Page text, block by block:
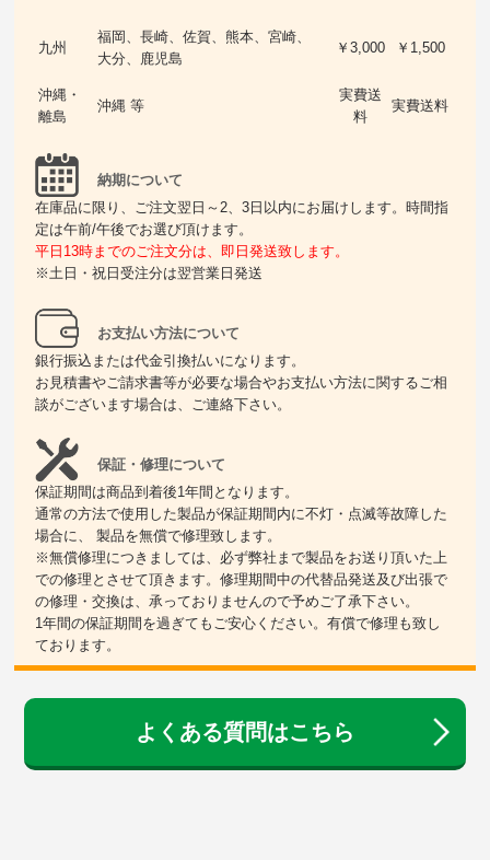
九州
福岡、長崎、佐賀、熊本、宮崎、
大分、鹿児島
￥3,000 ￥1,500
沖縄・
離島
沖縄 等
実費送
料
実費送料
納期について
在庫品に限り、ご注文翌日～2、3日以内にお届けします。時間指
定は午前/午後でお選び頂けます。
平日13時までのご注文分は、即日発送致します。
※土日・祝日受注分は翌営業日発送
お支払い方法について
銀行振込または代金引換払いになります。
お見積書やご請求書等が必要な場合やお支払い方法に関するご相
談がございます場合は、ご連絡下さい。
保証・修理について
保証期間は商品到着後1年間となります。
通常の方法で使用した製品が保証期間内に不灯・点滅等故障した
場合に、 製品を無償で修理致します。
※無償修理につきましては、必ず弊社まで製品をお送り頂いた上
での修理とさせて頂きます。修理期間中の代替品発送及び出張で
の修理・交換は、承っておりませんので予めご了承下さい。
1年間の保証期間を過ぎてもご安心ください。有償で修理も致し
ております。
よくある質問はこちら